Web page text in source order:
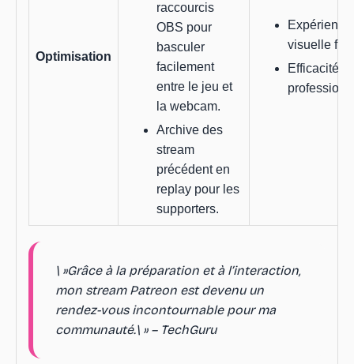
Optimisation
raccourcis
OBS pour
basculer
facilement
entre le jeu et
la webcam.
Archive des
stream
précédent en
replay pour les
supporters.
Expérience
visuelle
Efficacité et
\ »Grâce à la préparation et à l’interaction,
mon stream Patreon est devenu un
rendez-vous incontournable pour ma
communauté.\ » – TechGuru